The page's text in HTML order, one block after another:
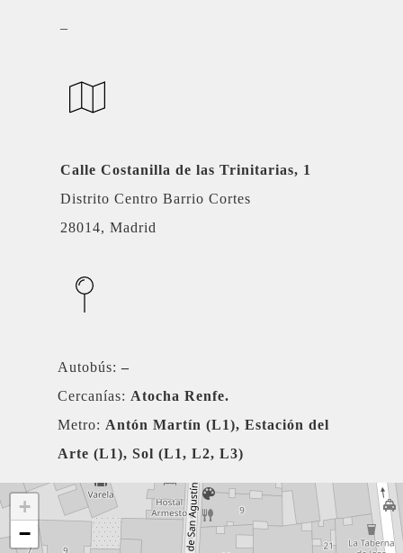
–
Calle Costanilla de las Trinitarias, 1
Distrito Centro Barrio Cortes
28014, Madrid
Autobús: –
Cercanías: Atocha Renfe.
Metro: Antón Martín (L1), Estación del
Arte (L1), Sol (L1, L2, L3)
+
−